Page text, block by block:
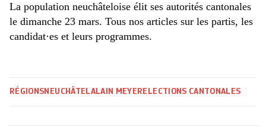
La population neuchâteloise élit ses autorités cantonales
le dimanche 23 mars. Tous nos articles sur les partis, les
candidat·es et leurs programmes.
RÉGIONS NEUCHÂTELALAIN MEYER ELECTIONS CANTONALES